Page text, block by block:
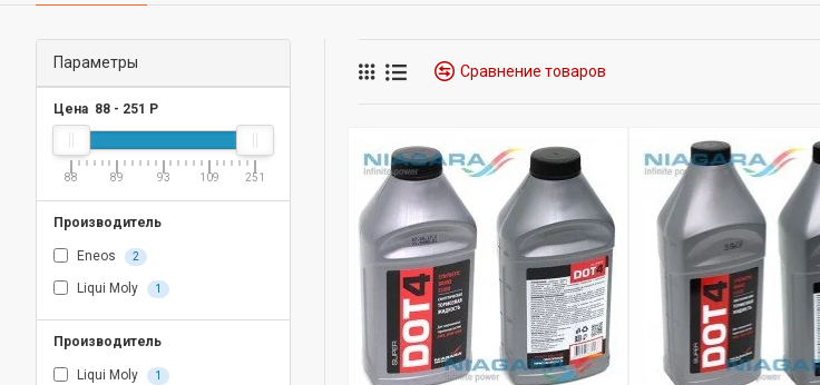
Параметры
Цена 88 - 251 Р
88 89 93 109 251
Производитель
Eneos 2
Liqui Moly 1
Производитель
Liqui Moly 1
Сравнение товаров